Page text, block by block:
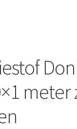
meter